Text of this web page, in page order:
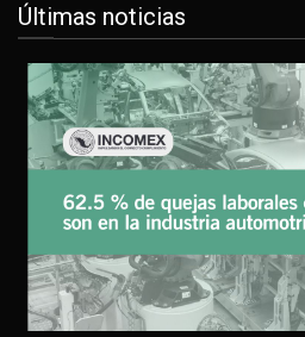
Últimas noticias